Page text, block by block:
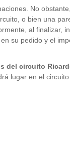
No
o bien una
al finalizar,
su pedido y el
del circuito
lugar en el